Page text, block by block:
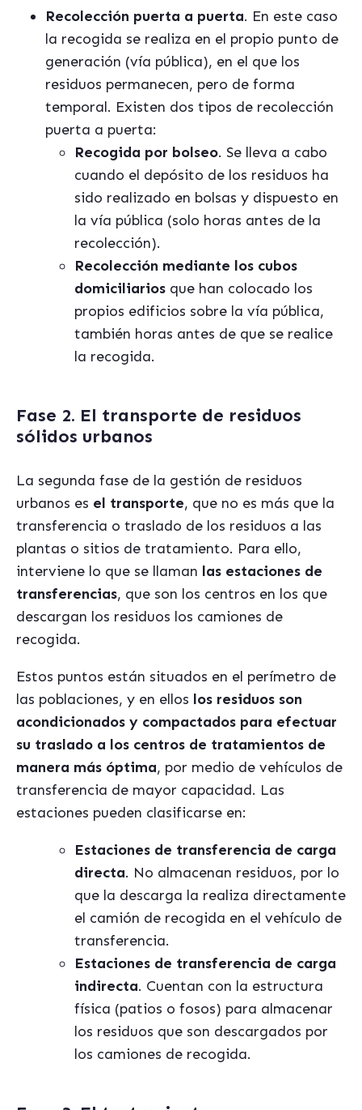
Recolección puerta a puerta. En este caso
la recogida se realiza en el propio punto de
generación (vía pública), en el que los
residuos permanecen, pero de forma
temporal. Existen dos tipos de recolección
puerta a puerta:
Recogida por bolseo. Se lleva a cabo
cuando el depósito de los residuos ha
sido realizado en bolsas y dispuesto en
la vía pública (solo horas antes de la
recolección).
Recolección mediante los cubos
domiciliarios que han colocado los
propios edificios sobre la vía pública,
también horas antes de que se realice
la recogida.
Fase 2. El transporte de residuos
sólidos urbanos
La segunda fase de la gestión de residuos
urbanos es el transporte, que no es más que la
transferencia o traslado de los residuos a las
plantas o sitios de tratamiento. Para ello,
interviene lo que se llaman las estaciones de
transferencias, que son los centros en los que
descargan los residuos los camiones de
recogida.
Estos puntos están situados en el perímetro de
las poblaciones, y en ellos los residuos son
acondicionados y compactados para efectuar
su traslado a los centros de tratamientos de
manera más óptima, por medio de vehículos de
transferencia de mayor capacidad. Las
estaciones pueden clasificarse en:
Estaciones de transferencia de carga
directa. No almacenan residuos, por lo
que la descarga la realiza directamente
el camión de recogida en el vehículo de
transferencia.
Estaciones de transferencia de carga
indirecta. Cuentan con la estructura
física (patios o fosos) para almacenar
los residuos que son descargados por
los camiones de recogida.